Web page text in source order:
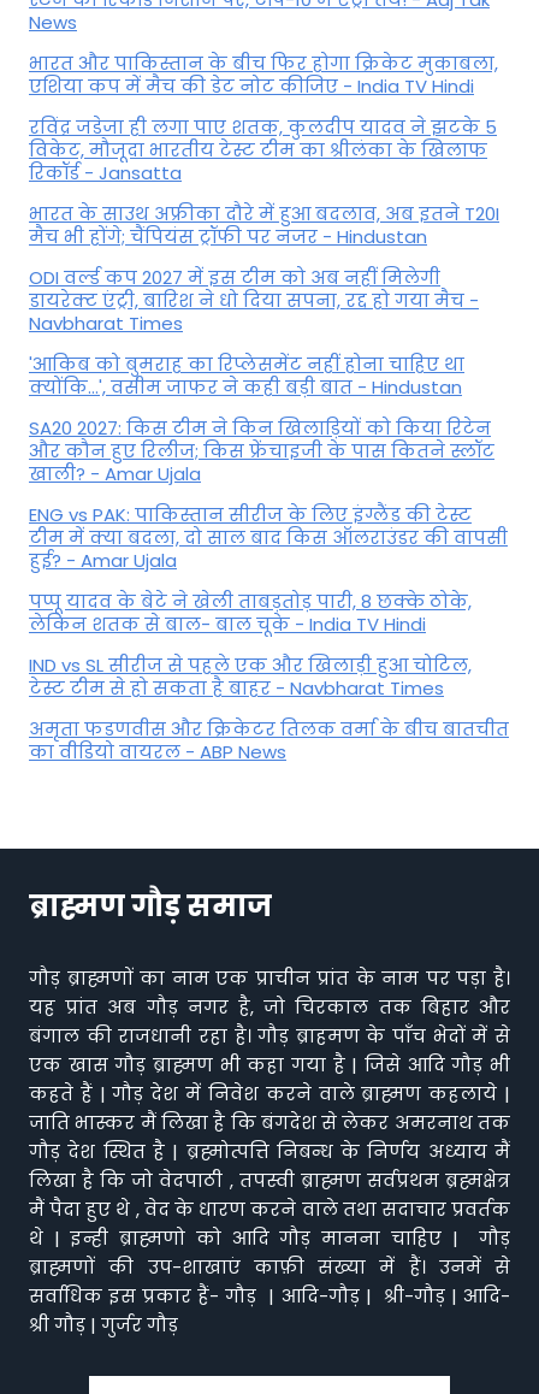
News
भारत और पाकिस्तान के बीच फिर होगा क्रिकेट मुकाबला,
एशिया कप में मैच की डेट नोट कीजिए - India TV Hindi
रविंद्र जडेजा ही लगा पाए शतक, कुलदीप यादव ने झटके 5
विकेट, मौजूदा भारतीय टेस्ट टीम का श्रीलंका के खिलाफ
रिकॉर्ड - Jansatta
भारत के साउथ अफ्रीका दौरे में हुआ बदलाव, अब इतने T20I
मैच भी होंगे; चैंपियंस ट्रॉफी पर नजर - Hindustan
ODI वर्ल्ड कप 2027 में इस टीम को अब नहीं मिलेगी
डायरेक्ट एंट्री, बारिश ने धो दिया सपना, रद्द हो गया मैच -
Navbharat Times
'आकिब को बुमराह का रिप्लेसमेंट नहीं होना चाहिए था
क्योंकि...', वसीम जाफर ने कही बड़ी बात - Hindustan
SA20 2027: किस टीम ने किन खिलाड़ियों को किया रिटेन
और कौन हुए रिलीज; किस फ्रेंचाइजी के पास कितने स्लॉट
खाली? - Amar Ujala
ENG vs PAK: पाकिस्तान सीरीज के लिए इंग्लैंड की टेस्ट
टीम में क्या बदला, दो साल बाद किस ऑलराउंडर की वापसी
हुई? - Amar Ujala
पप्पू यादव के बेटे ने खेली ताबड़तोड़ पारी, 8 छक्के ठोके,
लेकिन शतक से बाल- बाल चूके - India TV Hindi
IND vs SL सीरीज से पहले एक और खिलाड़ी हुआ चोटिल,
टेस्ट टीम से हो सकता है बाहर - Navbharat Times
अमृता फडणवीस और क्रिकेटर तिलक वर्मा के बीच बातचीत
का वीडियो वायरल - ABP News
ब्राह्मण गौड़ समाज
गौड़ ब्राह्मणों का नाम एक प्राचीन प्रांत के नाम पर पड़ा है।
यह प्रांत अब गौड़ नगर है, जो चिरकाल तक बिहार और
बंगाल की राजधानी रहा है। गौड़ ब्राहमण के पाँच भेदों में से
एक खास गौड़ ब्राह्मण भी कहा गया है | जिसे आदि गौड़ भी
कहते हैं | गौड़ देश में निवेश करने वाले ब्राह्मण कहलाये |
जाति भास्कर मैं लिखा है कि बंगदेश से लेकर अमरनाथ तक
गौड़ देश स्थित है | ब्रह्मोत्पत्ति निबन्ध के निर्णय अध्याय मैं
लिखा है कि जो वेदपाठी , तपस्वी ब्राह्मण सर्वप्रथम ब्रह्मक्षेत्र
मैं पैदा हुए थे , वेद के धारण करने वाले तथा सदाचार प्रवर्तक
थे | इन्ही ब्राह्मणो को आदि गौड़ मानना चाहिए | गौड़
ब्राह्मणों की उप-शाखाएं काफ़ी संख्या में हैं। उनमें से
सर्वाधिक इस प्रकार हैं- गौड़ | आदि-गौड़ | श्री-गौड़ | आदि-
श्री गौड़ | गुर्जर गौड़